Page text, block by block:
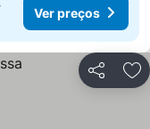
Ver preços
Partilhar